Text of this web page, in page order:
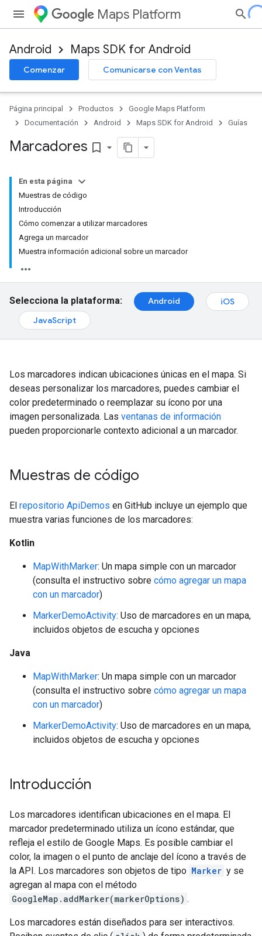
Maps Platform
Android Maps SDK for Android
Comenzar Comunicarse con Ventas
Página principal Productos
Google Maps Platform
Documentación
Android Maps SDK for Android Guías
Marcadores bookmark_border
En esta página
Muestras de código
Introducción
Cómo comenzar a utilizar marcadores
Agrega un marcador
Muestra información adicional sobre un marcador
Selecciona la plataforma: Android
iOS
JavaScript
Los marcadores indican ubicaciones únicas en el mapa. Si
deseas personalizar los marcadores, puedes cambiar el
color predeterminado o reemplazar su ícono por una
imagen personalizada. Las ventanas de información
pueden proporcionarle contexto adicional a un marcador.
Muestras de código
El repositorio ApiDemos en GitHub incluye un ejemplo que
muestra varias funciones de los marcadores:
Kotlin
MapWithMarker: Un mapa simple con un marcador
(consulta el instructivo sobre cómo agregar un mapa
con un marcador)
MarkerDemoActivity: Uso de marcadores en un mapa,
incluidos objetos de escucha y opciones
Java
MapWithMarker: Un mapa simple con un marcador
(consulta el instructivo sobre cómo agregar un mapa
con un marcador)
MarkerDemoActivity: Uso de marcadores en un mapa,
incluidos objetos de escucha y opciones
Introducción
Los marcadores identifican ubicaciones en el mapa. El
marcador predeterminado utiliza un ícono estándar, que
refleja el estilo de Google Maps. Es posible cambiar el
color, la imagen o el punto de anclaje del ícono a través de
la API. Los marcadores son objetos de tipo Marker y se
agregan al mapa con el método
GoogleMap.addMarker(markerOptions) .
Los marcadores están diseñados para ser interactivos.